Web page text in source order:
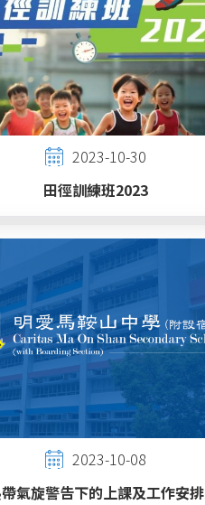
2023-10-30
田徑訓練班2023
2023-10-08
氣旋警告下的上課及工作安排